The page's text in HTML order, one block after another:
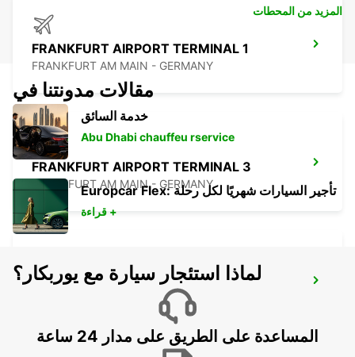
FRANKFURT AIRPORT TERMINAL 1
FRANKFURT AM MAIN - GERMANY
FRANKFURT AIRPORT TERMINAL 3
FRANKFURT AM MAIN - GERMANY
KELSTERBACH
KELSTERBACH - GERMANY
المزيد من المحطات
مقالات مدونتنا في
خدمة السائق
Abu Dhabi chauffeu rservice
Europcar Flex: تأجير السيارات شهريًا لكل رحلة
قراءة +
لماذا استئجار سيارة مع يوربكار؟
المساعدة على الطريق على مدار 24 ساعة